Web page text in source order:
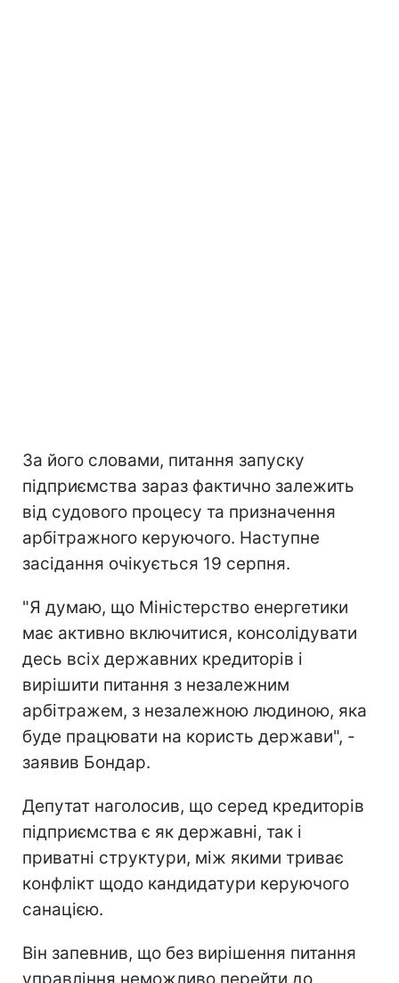
За його словами, питання запуску
підприємства зараз фактично залежить
від судового процесу та призначення
арбітражного керуючого. Наступне
засідання очікується 19 серпня.
"Я думаю, що Міністерство енергетики
має активно включитися, консолідувати
десь всіх державних кредиторів і
вирішити питання з незалежним
арбітражем, з незалежною людиною, яка
буде працювати на користь держави", -
заявив Бондар.
Депутат наголосив, що серед кредиторів
підприємства є як державні, так і
приватні структури, між якими триває
конфлікт щодо кандидатури керуючого
санацією.
Він запевнив, що без вирішення питання